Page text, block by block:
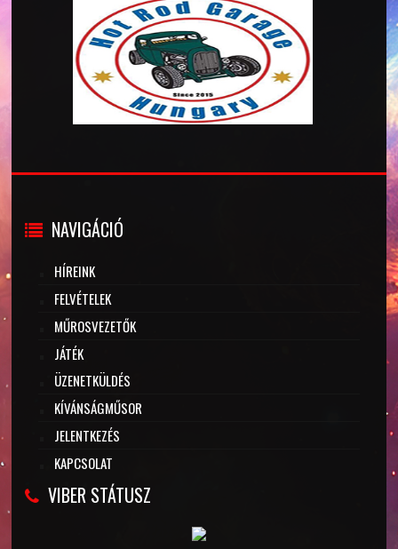
NAVIGÁCIÓ
HÍREINK
FELVÉTELEK
MŰROSVEZETŐK
JÁTÉK
ÜZENETKÜLDÉS
KÍVÁNSÁGMŰSOR
JELENTKEZÉS
KAPCSOLAT
VIBER STÁTUSZ